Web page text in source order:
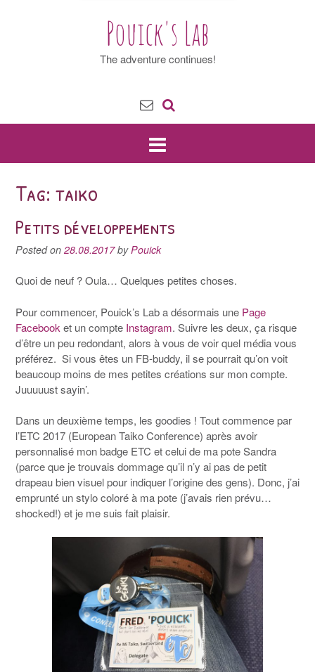
Pouick's Lab
The adventure continues!
Tag: taiko
Petits développements
Posted on 28.08.2017byPouick
Quoi de neuf ? Oula… Quelques petites choses.
Pour commencer, Pouick’s Lab a désormais une Page
Facebook et un compte Instagram. Suivre les deux, ça risque
d’être un peu redondant, alors à vous de voir quel média vous
préférez. Si vous êtes un FB-buddy, il se pourrait qu’on voit
beaucoup moins de mes petites créations sur mon compte.
Juuuuust sayin’.
Dans un deuxième temps, les goodies ! Tout commence par
l’ETC 2017 (European Taiko Conference) après avoir
personnalisé mon badge ETC et celui de ma pote Sandra
(parce que je trouvais dommage qu’il n’y ai pas de petit
drapeau bien visuel pour indiquer l’origine des gens). Donc, j’ai
emprunté un stylo coloré à ma pote (j’avais rien prévu…
shocked!) et je me suis fait plaisir.